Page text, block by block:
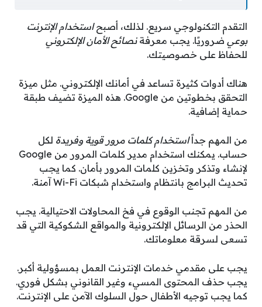
التقدم التكنولوجي سريع. لذلك، أصبحاستخدام الإنترنت
بوعي ضروريًا. يجب معرفةنصائح الأمان الإلكتروني
للحفاظ على خصوصيتك.
هناك أدوات كثيرة تساعد في أمانك الإلكتروني. مثل ميزة
التحقق بخطوتين من Google. هذه الميزة تضيف طبقة
حماية إضافية.
من المهم جداًاستخدام كلمات مرور قوية وفريدة لكل
حساب. يمكنك استخدام مدير كلمات المرور من Google
لإنشاء وتذكر وتخزين كلمات المرور بأمان. كما يجب
تحديث البرامج بانتظام واستخدام شبكات Wi-Fi آمنة.
من المهم تجنب الوقوع في فخ المحاولات الاحتيالية. يجب
الحذر من الرسائل الإلكترونية والمواقع الشكوكية التي قد
تسعى لسرقة معلوماتك.
يجب على مقدمي خدمات الإنترنت العمل بمسؤولية أكبر.
يجب حذف المحتوى المسيء وغير القانوني بشكل فوري.
كما يجب توجيه الأطفال حول السلوك الآمن على الإنترنت.